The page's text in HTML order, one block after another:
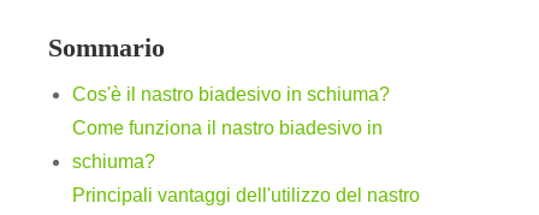
Sommario
Cos'è il nastro biadesivo in schiuma?
Come funziona il nastro biadesivo in
schiuma?
Principali vantaggi dell'utilizzo del nastro